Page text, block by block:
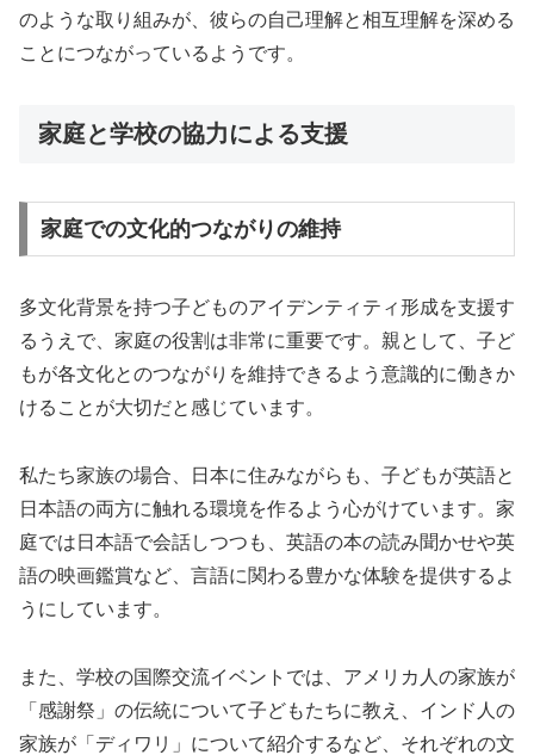
のような取り組みが、彼らの自己理解と相互理解を深める
ことにつながっているようです。
家庭と学校の協力による支援
家庭での文化的つながりの維持
多文化背景を持つ子どものアイデンティティ形成を支援す
るうえで、家庭の役割は非常に重要です。親として、子ど
もが各文化とのつながりを維持できるよう意識的に働きか
けることが大切だと感じています。
私たち家族の場合、日本に住みながらも、子どもが英語と
日本語の両方に触れる環境を作るよう心がけています。家
庭では日本語で会話しつつも、英語の本の読み聞かせや英
語の映画鑑賞など、言語に関わる豊かな体験を提供するよ
うにしています。
また、学校の国際交流イベントでは、アメリカ人の家族が
「感謝祭」の伝統について子どもたちに教え、インド人の
家族が「ディワリ」について紹介するなど、それぞれの文